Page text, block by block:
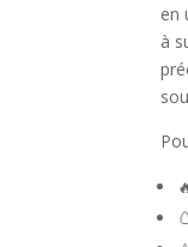
en
à